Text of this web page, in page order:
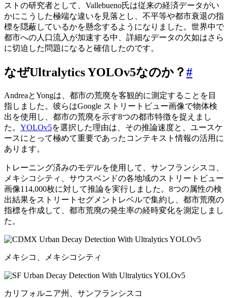
ストの研究者として、Vallebueno氏は従来の経済データがい
かにこうした極端な違いを見落とし、不平等や都市衰退の指
標を隠蔽しているかを懸念するようになりました。世界中で
都市への人口流入が加速する中、詳細なデータの欠如はさら
に切迫した問題になると確信したのです。
なぜUltralytics YOLOv5なのか？#
AndreaとYongは、都市の荒廃を客観的に測定することを目
指しました。彼らはGoogle ストリートビュー画像で物体検
出を使用し、都市の荒廃を示す8つの都市特徴を捉えまし
た。 YOLOv5を選択した理由は、その推論速度と、ユースケ
ースにとって極めて重要であったコンテキスト情報の活用に
あります。
トレーニング済みのモデルを使用して、サンフランシスコ、
メキシコシティ、サウスベンドの各地域のストリートビュー
画像114,000枚に対して推論を実行しました。8つの属性の検
出結果をストリートセグメントレベルで集約し、都市荒廃の
指標を作成して、都市荒廃の発生率の経時変化を測定しまし
た。
メキシコ、メキシコシティ
カリフォルニア州、サンフランシスコ